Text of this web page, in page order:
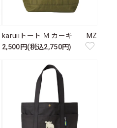
karuiiトート Ｍ カーキ MZ
2,500円(税込2,750円)